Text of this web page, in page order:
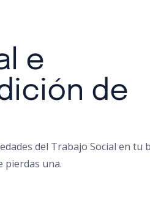
e
de
del Trabajo Social en tu
pierdas una.